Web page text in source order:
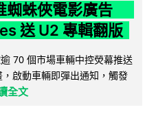
蜘蛛俠電影廣告
送 U2 專輯翻版
70 個市場車輛中控熒幕推送
，啟動車輛即彈出通知，觸發
全文